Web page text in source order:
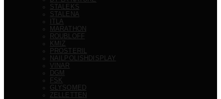
STALEKS
STALENA
ITLA
MARATHON
ROUBLOFF
KMIZ
PROSTERIL
NAILPOLISHDISPLAY
VINAR
DGM
FSK
GLYSOMED
ZELLETTEN